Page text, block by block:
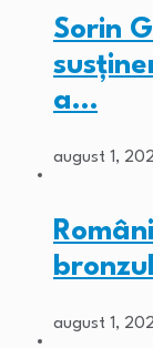
Sorin
a…
august 1,
august 1,